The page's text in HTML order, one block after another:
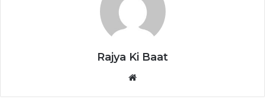
Rajya Ki Baat